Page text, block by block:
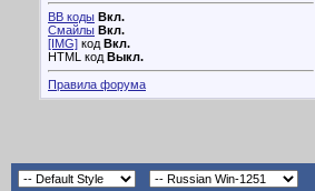
BB коды Вкл.
Смайлы Вкл.
[IMG] код Вкл.
HTML код Выкл.
Правила форума